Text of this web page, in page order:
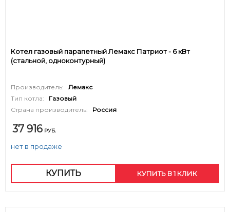
Котел газовый парапетный Лемакс Патриот - 6 кВт
(стальной, одноконтурный)
Производитель:
Лемакс
Тип котла:
Газовый
Страна производитель:
Россия
37 916 РУБ.
нет в продаже
КУПИТЬ КУПИТЬ В 1 КЛИК